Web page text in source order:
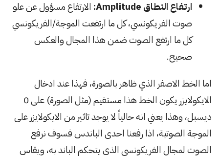
ارتفاع النطاق Amplitude:
الارتفاع مسؤول عن علو
صوت الفريكونسي، كل ما ارتفعت الموجة/الفريكونسي
كل ما ارتفع الصوت ضمن هذا المجال والعكس
صحيح.
اما الخط الاصفر الذي ظاهر بالصورة، فهذا عند ادخال
الايكولايزر يكون الخط هذا مستقيم (مثل الصورة) على 0
ديسبل، وهذا يعني انه حالياً لا يوجد تاثير من الايكولايزر على
الموجة الصوتية، اذا رفعنا احدى الباندس فسوف نرفع
الصوت لمجال الفريكونسي الذي يتحكم الباند به، ويقاس